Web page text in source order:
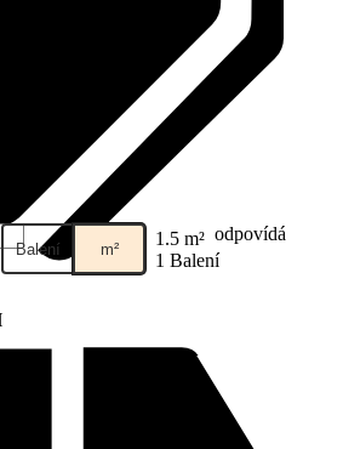
Balení m² 1.5 m² odpovídá
1 Balení